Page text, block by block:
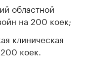
областной
на 200 коек;
клиническая
коек.